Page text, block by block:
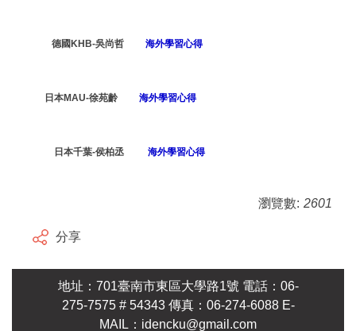
德國KHB-吳尚哲 海外學習心得
日本MAU-徐苑齡 海外學習心得
日本千葉-侯柏丞 海外學習心得
瀏覽數: 2601
分享
地址：701臺南市東區大學路1號 電話：06-
275-7575 # 54343 傳真：06-274-6088 E-
MAIL：idencku@gmail.com